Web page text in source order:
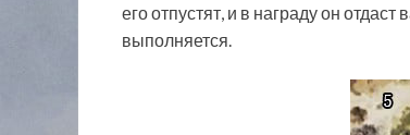
его отпустят, и в награду он
выполняется.